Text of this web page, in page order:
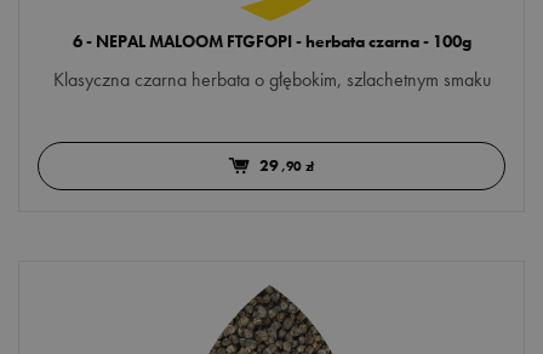
6 - NEPAL MALOOM FTGFOPI - herbata czarna - 100g
Klasyczna czarna herbata o głębokim, szlachetnym smaku
29,90 zł